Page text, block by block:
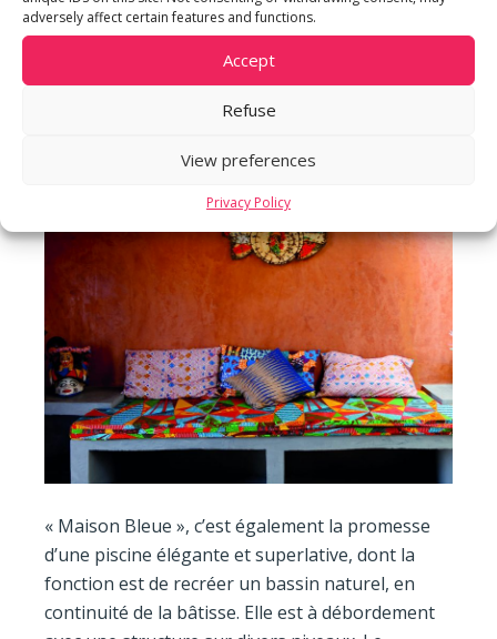
adversely affect certain features and functions.
Accept
Refuse
View preferences
Privacy Policy
de valoriser l’environnement et l’espace
« Maison Bleue », c’est également la promesse
d’une piscine élégante et superlative, dont la
fonction est de recréer un bassin naturel, en
continuité de la bâtisse. Elle est à débordement